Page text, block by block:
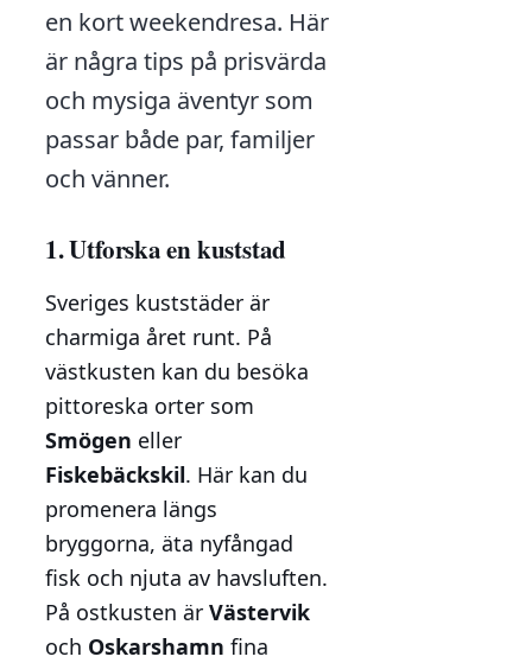
en kort weekendresa. Här
är några tips på prisvärda
och mysiga äventyr som
passar både par, familjer
och vänner.
1. Utforska en kuststad
Sveriges kuststäder är
charmiga året runt. På
västkusten kan du besöka
pittoreska orter som
Smögen eller
Fiskebäckskil. Här kan du
promenera längs
bryggorna, äta nyfångad
fisk och njuta av havsluften.
På ostkusten är Västervik
och Oskarshamn fina